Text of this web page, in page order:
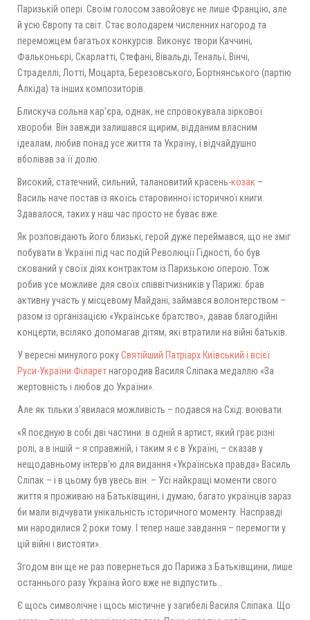
Паризькій опері. Своїм голосом завойовує не лише Францію, але
й усю Європу та світ. Стає володарем численних нагород та
переможцем багатьох конкурсів. Виконує твори Каччині,
Фальконьєрі, Скарлатті, Стефані, Вівальді, Тенальї, Вінчі,
Страделлі, Лотті, Моцарта, Березовського, Бортнянського (партію
Алкіда) та інших композиторів.
Блискуча сольна кар’єра, однак, не спровокувала зіркової
хвороби. Він завжди залишався щирим, відданим власним
ідеалам, любив понад усе життя та Україну, і відчайдушно
вболівав за її долю.
Високий, статечний, сильний, талановитий красень-козак –
Василь наче постав із якоїсь старовинної історичної книги.
Здавалося, таких у наш час просто не буває вже.
Як розповідають його близькі, герой дуже переймався, що не зміг
побувати в Україні під час подій Революції Гідності, бо був
скований у своїх діях контрактом із Паризькою оперою. Тож
робив усе можливе для своїх співвітчизників у Парижі: брав
активну участь у місцевому Майдані, займався волонтерством –
разом із організацією «Українське братство», давав благодійні
концерти, всіляко допомагав дітям, які втратили на війні батьків.
У вересні минулого рокуСвятійший Патріарх Київський і всієї
Руси-України Філаретнагородив Василя Сліпака медаллю «За
жертовність і любов до України».
Але як тільки з’явилася можливість – подався на Схід: воювати.
«Я поєдную в собі дві частини: в одній я артист, який грає різні
ролі, а в іншій – я справжній, і таким я є в Україні, – сказав у
нещодавньому інтерв’ю для видання «Українська правда» Василь
Сліпак – і в цьому був увесь він. – Усі найкращі моменти свого
життя я проживаю на Батьківщині, і думаю, багато українців зараз
би мали відчувати унікальність історичного моменту. Насправді
ми народилися 2 роки тому. І тепер наше завдання – перемогти у
цій війні і вистояти».
Згодом він ще не раз повернеться до Парижа з Батьківщини, лише
останнього разу Україна його вже не відпустить…
Є щось символічне і щось містичне у загибелі Василя Сліпака. Що